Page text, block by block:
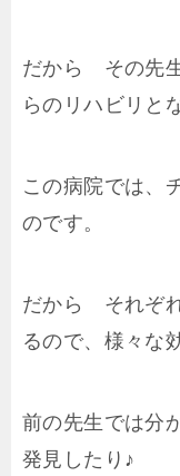
だから その先
らのリハビリと
この病院では、
のです。
だから それぞ
るので、様々な
前の先生では分
発見したり♪